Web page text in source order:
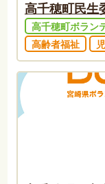
高千穂町民生
高千穂町ボラン
高齢者福祉